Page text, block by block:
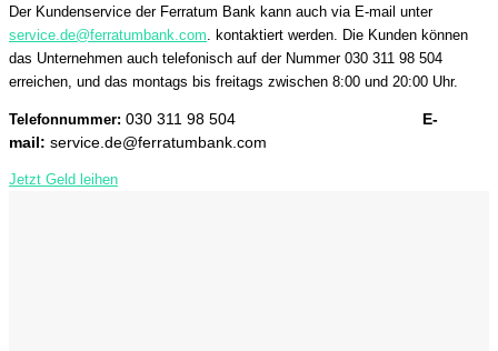
Der Kundenservice der Ferratum Bank kann auch via E-mail unter
service.de@ferratumbank.com . kontaktiert werden. Die Kunden können
das Unternehmen auch telefonisch auf der Nummer 030 311 98 504
erreichen, und das montags bis freitags zwischen 8:00 und 20:00 Uhr.
Telefonnummer: 030 311 98 504
E-
mail: service.de@ferratumbank.com
Jetzt Geld leihen